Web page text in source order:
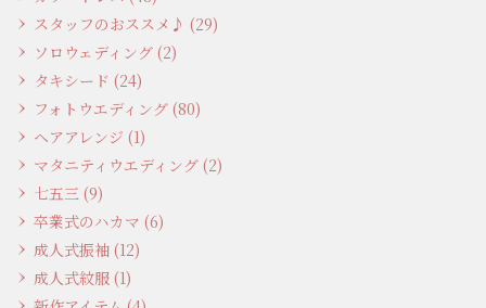
スタッフのおススメ♪ (29)
ソロウェディング (2)
タキシード (24)
フォトウエディング (80)
ヘアアレンジ (1)
マタニティウエディング (2)
七五三 (9)
卒業式のハカマ (6)
成人式振袖 (12)
成人式紋服 (1)